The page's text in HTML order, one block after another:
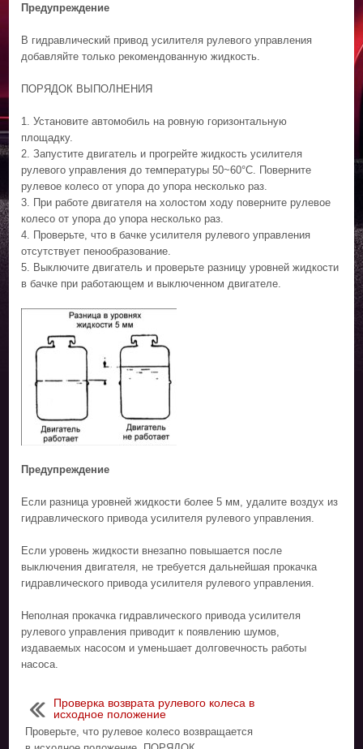
Предупреждение
В гидравлический привод усилителя рулевого управления
добавляйте только рекомендованную жидкость.
ПОРЯДОК ВЫПОЛНЕНИЯ
1. Установите автомобиль на ровную горизонтальную
площадку.
2. Запустите двигатель и прогрейте жидкость усилителя
рулевого управления до температуры 50~60°C. Поверните
рулевое колесо от упора до упора несколько раз.
3. При работе двигателя на холостом ходу поверните рулевое
колесо от упора до упора несколько раз.
4. Проверьте, что в бачке усилителя рулевого управления
отсутствует пенообразование.
5. Выключите двигатель и проверьте разницу уровней жидкости
в бачке при работающем и выключенном двигателе.
Предупреждение
Если разница уровней жидкости более 5 мм, удалите воздух из
гидравлического привода усилителя рулевого управления.
Если уровень жидкости внезапно повышается после
выключения двигателя, не требуется дальнейшая прокачка
гидравлического привода усилителя рулевого управления.
Неполная прокачка гидравлического привода усилителя
рулевого управления приводит к появлению шумов,
издаваемых насосом и уменьшает долговечность работы
насоса.
Проверка возврата рулевого колеса в
исходное положение
Проверьте, что рулевое колесо возвращается